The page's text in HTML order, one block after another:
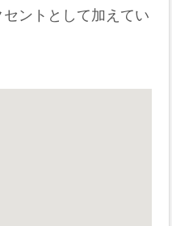
ントとして加えてい